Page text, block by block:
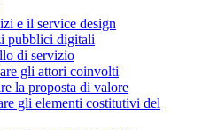
e il service design
pubblici digitali
di servizio
gli attori coinvolti
la proposta di valore
gli elementi costitutivi del